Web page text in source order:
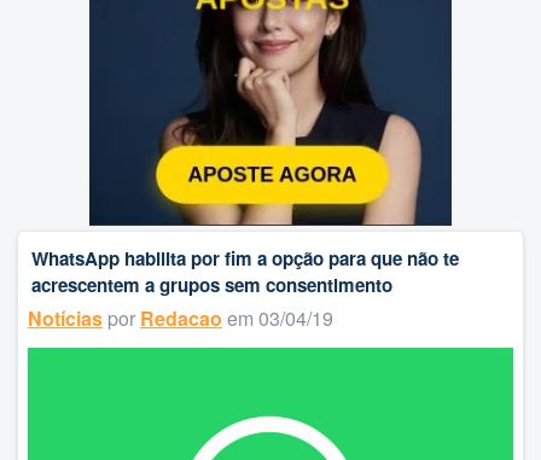
WhatsApp habilita por fim a opção para que não te
acrescentem a grupos sem consentimento
Notícias por Redacao em 03/04/19